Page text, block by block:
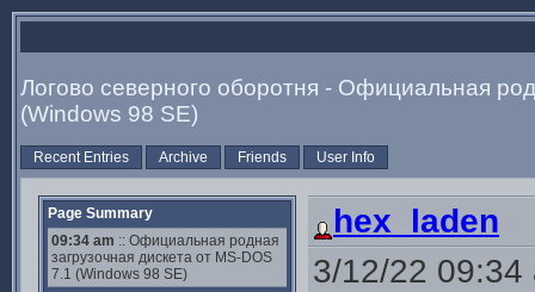
Логово северного оборотня - Официальная
(Windows 98 SE)
Recent Entries Archive Friends User Info
Page Summary
09:34 am :: Официальная родная
загрузочная дискета от MS-DOS
7.1 (Windows 98 SE)
hex_laden
3/12/22 09:34